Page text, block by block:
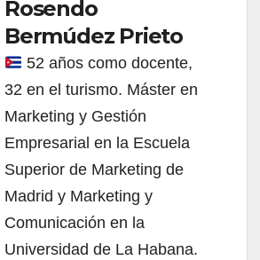
Rosendo
Bermúdez Prieto
52 años como docente,
32 en el turismo. Máster en
Marketing y Gestión
Empresarial en la Escuela
Superior de Marketing de
Madrid y Marketing y
Comunicación en la
Universidad de La Habana.